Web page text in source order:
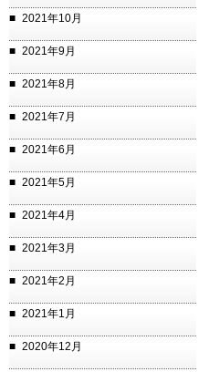
2021年10月
2021年9月
2021年8月
2021年7月
2021年6月
2021年5月
2021年4月
2021年3月
2021年2月
2021年1月
2020年12月